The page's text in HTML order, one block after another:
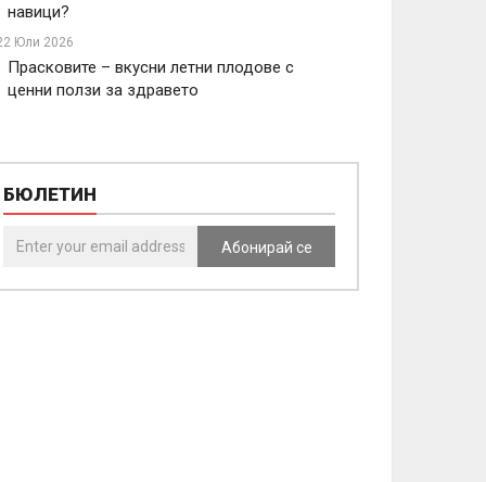
навици?
Юли 2026
Прасковите – вкусни летни плодове с
ценни ползи за здравето
БЮЛЕТИН
Абонирай се